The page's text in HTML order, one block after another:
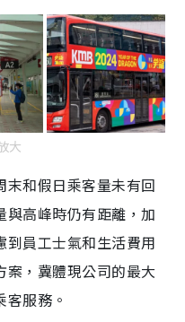
大
末和假日乘客量未有回
高峰時仍有距離，加
員工士氣和生活費用
，冀體現公司的最大
服務。